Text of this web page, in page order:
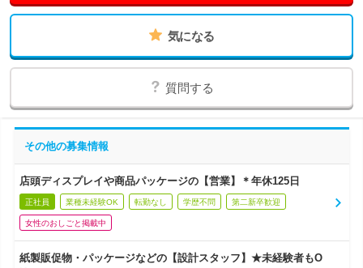
気になる
質問する
その他の募集情報
店頭ディスプレイや商品パッケージの【営業】＊年休125日
正社員 業種未経験OK 転勤なし 学歴不問 第二新卒歓迎
女性のおしごと掲載中
紙製販促物・パッケージなどの【設計スタッフ】★未経験者もO